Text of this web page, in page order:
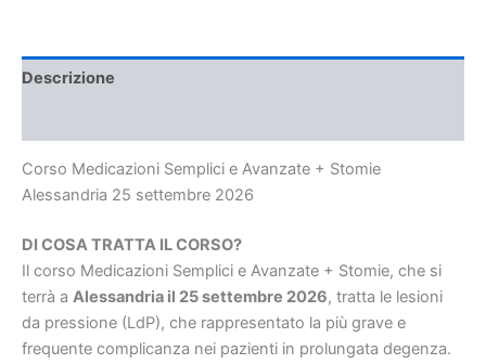
Descrizione
Corso Medicazioni Semplici e Avanzate + Stomie
Alessandria 25 settembre 2026
DI COSA TRATTA IL CORSO?
Il corso Medicazioni Semplici e Avanzate + Stomie, che si
terrà a Alessandria il 25 settembre 2026, tratta le lesioni
da pressione (LdP), che rappresentato la più grave e
frequente complicanza nei pazienti in prolungata degenza.